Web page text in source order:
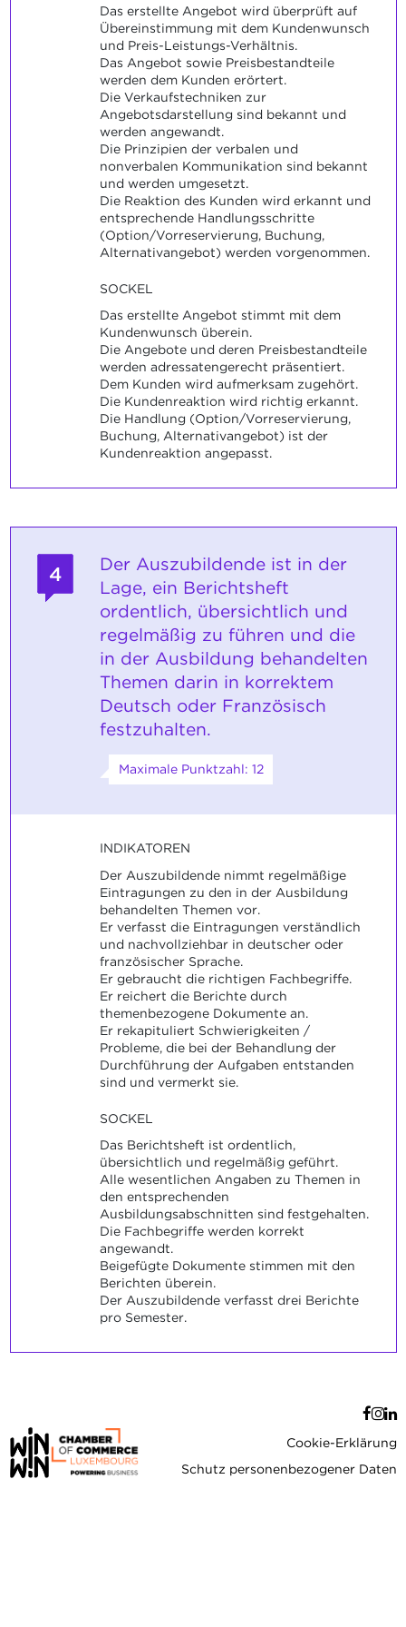
Das erstellte Angebot wird überprüft auf
Übereinstimmung mit dem Kundenwunsch
und Preis-Leistungs-Verhältnis.
Das Angebot sowie Preisbestandteile
werden dem Kunden erörtert.
Die Verkaufstechniken zur
Angebotsdarstellung sind bekannt und
werden angewandt.
Die Prinzipien der verbalen und
nonverbalen Kommunikation sind bekannt
und werden umgesetzt.
Die Reaktion des Kunden wird erkannt und
entsprechende Handlungsschritte
(Option/Vorreservierung, Buchung,
Alternativangebot) werden vorgenommen.
SOCKEL
Das erstellte Angebot stimmt mit dem
Kundenwunsch überein.
Die Angebote und deren Preisbestandteile
werden adressatengerecht präsentiert.
Dem Kunden wird aufmerksam zugehört.
Die Kundenreaktion wird richtig erkannt.
Die Handlung (Option/Vorreservierung,
Buchung, Alternativangebot) ist der
Kundenreaktion angepasst.
4
Der Auszubildende ist in der
Lage, ein Berichtsheft
ordentlich, übersichtlich und
regelmäßig zu führen und die
in der Ausbildung behandelten
Themen darin in korrektem
Deutsch oder Französisch
festzuhalten.
Maximale Punktzahl: 12
INDIKATOREN
Der Auszubildende nimmt regelmäßige
Eintragungen zu den in der Ausbildung
behandelten Themen vor.
Er verfasst die Eintragungen verständlich
und nachvollziehbar in deutscher oder
französischer Sprache.
Er gebraucht die richtigen Fachbegriffe.
Er reichert die Berichte durch
themenbezogene Dokumente an.
Er rekapituliert Schwierigkeiten /
Probleme, die bei der Behandlung der
Durchführung der Aufgaben entstanden
sind und vermerkt sie.
SOCKEL
Das Berichtsheft ist ordentlich,
übersichtlich und regelmäßig geführt.
Alle wesentlichen Angaben zu Themen in
den entsprechenden
Ausbildungsabschnitten sind festgehalten.
Die Fachbegriffe werden korrekt
angewandt.
Beigefügte Dokumente stimmen mit den
Berichten überein.
Der Auszubildende verfasst drei Berichte
pro Semester.
Cookie-Erklärung
Schutz personenbezogener Daten